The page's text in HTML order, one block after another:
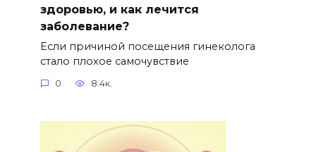
здоровью, и как лечится
заболевание?
Если причиной посещения гинеколога
стало плохое самочувствие
0 8.4к.